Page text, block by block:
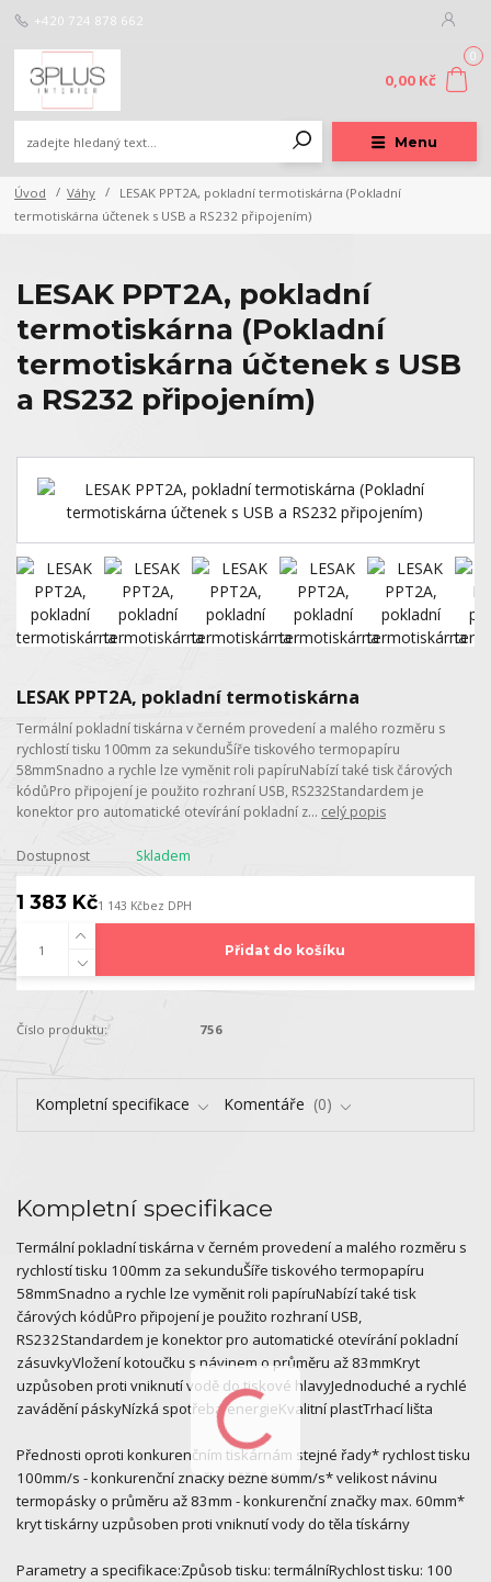
Menu
+420 724 878 662
0
0,00 Kč
Úvod Váhy
LESAK PPT2A, pokladní termotiskárna (Pokladní
termotiskárna účtenek s USB a RS232 připojením)
LESAK PPT2A, pokladní
termotiskárna (Pokladní
termotiskárna účtenek s USB
a RS232 připojením)
LESAK PPT2A, pokladní termotiskárna
Termální pokladní tiskárna v černém provedení a malého rozměru s
rychlostí tisku 100mm za sekunduŠíře tiskového termopapíru
58mmSnadno a rychle lze vyměnit roli papíruNabízí také tisk čárových
kódůPro připojení je použito rozhraní USB, RS232Standardem je
konektor pro automatické otevírání pokladní z... celý popis
Dostupnost Skladem
1 383 Kč1 143 Kčbez DPH
Přidat do košíku
Číslo produktu: 756
Kompletní specifikace Komentáře 0
Kompletní specifikace
Termální pokladní tiskárna v černém provedení a malého rozměru s
rychlostí tisku 100mm za sekunduŠíře tiskového termopapíru
58mmSnadno a rychle lze vyměnit roli papíruNabízí také tisk
čárových kódůPro připojení je použito rozhraní USB,
RS232Standardem je konektor pro automatické otevírání pokladní
zásuvkyVložení kotoučku s návinem o průměru až 83mmKryt
uzpůsoben proti vniknutí vodě do tiskové hlavyJednoduché a rychlé
zavádění páskyNízká spotřeba energieKvalitní plastTrhací lišta
Přednosti oproti konkurenčním tiskárnám stejné řady* rychlost tisku
100mm/s - konkurenční značky běžně 80mm/s* velikost návinu
termopásky o průměru až 83mm - konkurenční značky max. 60mm*
kryt tiskárny uzpůsoben proti vniknutí vody do těla tískárny
Parametry a specifikace:Způsob tisku: termálníRychlost tisku: 100